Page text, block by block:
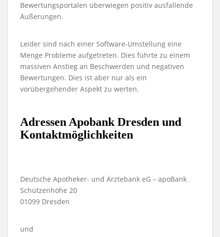
Bewertungsportalen überwiegen positiv ausfallende
Äußerungen.
Leider sind nach einer Software-Umstellung eine
Menge Probleme aufgetreten. Dies führte zu einem
massiven Anstieg an Beschwerden und negativen
Bewertungen. Dies ist aber nur als ein
vorübergehender Aspekt zu werten.
Adressen Apobank Dresden und
Kontaktmöglichkeiten
Deutsche Apotheker- und Ärztebank eG – apoBank
Schützenhöhe 20
01099 Dresden
und